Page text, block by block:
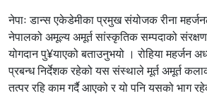
नेपाः डान्स एकेडेमीका प्रमुख संयोजक रीना
नेपालको अमूल्य अमूर्त सांस्कृतिक सम्पदाको संरक्षण
योगदान पु¥याएको बताउनुभयो । रोहिया महर्जन
प्रबन्ध निर्देशक रहेको यस संस्थाले मूर्त अमूर्त
तत्पर रहि काम गर्दै आएको र यो पनि यसको भाग